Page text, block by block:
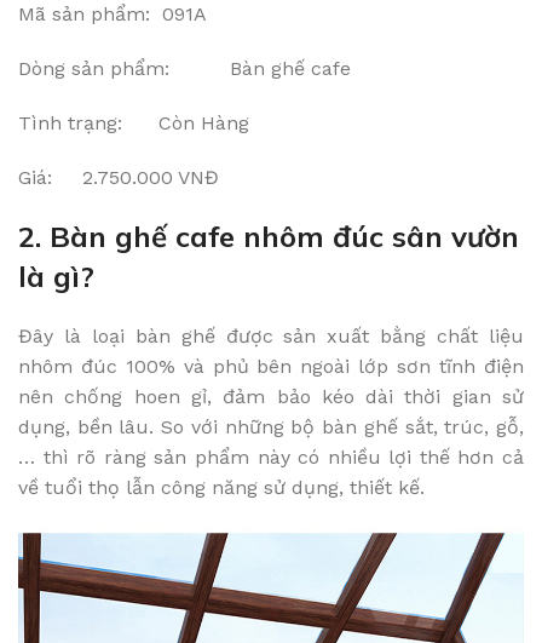
Mã sản phẩm: 091A
Dòng sản phẩm: Bàn ghế cafe
Tình trạng: Còn Hàng
Giá: 2.750.000 VNĐ
2. Bàn ghế cafe nhôm đúc sân vườn
là gì?
Đây là loại bàn ghế được sản xuất bằng chất liệu
nhôm đúc 100% và phủ bên ngoài lớp sơn tĩnh điện
nên chống hoen gỉ, đảm bảo kéo dài thời gian sử
dụng, bền lâu. So với những bộ bàn ghế sắt, trúc, gỗ,
… thì rõ ràng sản phẩm này có nhiều lợi thế hơn cả
về tuổi thọ lẫn công năng sử dụng, thiết kế.